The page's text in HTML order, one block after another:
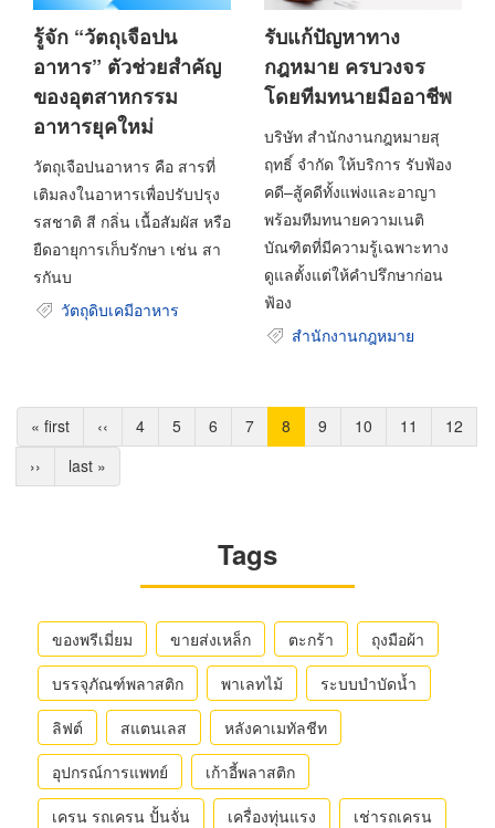
รู้จัก “วัตถุเจือปน
อาหาร” ตัวช่วยสำคัญ
ของอุตสาหกรรม
อาหารยุคใหม่
วัตถุเจือปนอาหาร คือ สารที่
เติมลงในอาหารเพื่อปรับปรุง
รสชาติ สี กลิ่น เนื้อสัมผัส หรือ
ยืดอายุการเก็บรักษา เช่น สา
รกันบ
วัตถุดิบเคมีอาหาร
รับแก้ปัญหาทาง
กฎหมาย ครบวงจร
โดยทีมทนายมืออาชีพ
บริษัท สำนักงานกฎหมายสุ
ฤทธิ์ จำกัด ให้บริการ รับฟ้อง
คดี–สู้คดีทั้งแพ่งและอาญา
พร้อมทีมทนายความเนติ
บัณฑิตที่มีความรู้เฉพาะทาง
ดูแลตั้งแต่ให้คำปรึกษาก่อน
ฟ้อง
สำนักงานกฎหมาย
Pagination
หน้า
« first
หน้า
ก่อน
หน้า
‹‹ Page
4 Page
5 Page
6 Page
7
Current
page
8 Page
9 Page
10 Page
11 Page
12
Next
page
››
Last
page
last »
Tags
ของพรีเมี่ยม ขายส่งเหล็ก ตะกร้า
ถุงมือผ้า
บรรจุภัณฑ์พลาสติก
พาเลทไม้
ระบบบำบัดน้ำ
ลิฟต์
สแตนเลส
หลังคาเมทัลชีท
อุปกรณ์การแพทย์
เก้าอี้พลาสติก
เครน รถเครน ปั้นจั่น
เครื่องทุ่นแรง
เช่ารถเครน